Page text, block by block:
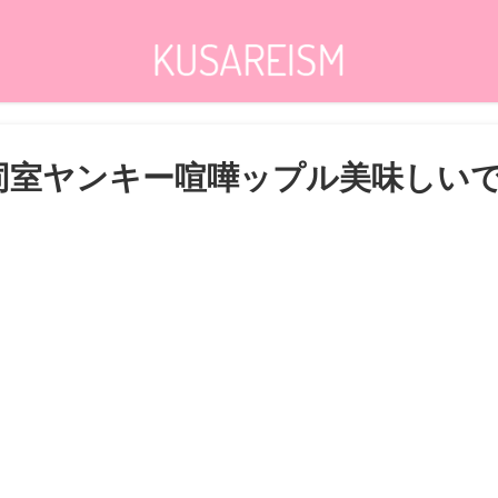
ヤンキー喧嘩ップル美味しい